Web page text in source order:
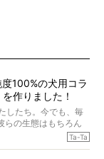
100%の犬用コラ
作りました！
したち。今でも、毎
らの生態はもちろん
です。昔の犬は25年
Ta-Ta